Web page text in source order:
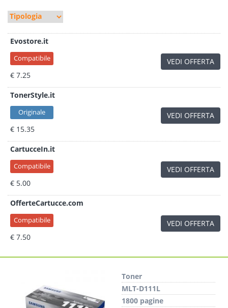
Evostore.it
Compatibile
€ 7.25
VEDI OFFERTA
TonerStyle.it
Originale
€ 15.35
VEDI OFFERTA
CartucceIn.it
Compatibile
€ 5.00
VEDI OFFERTA
OfferteCartucce.com
Compatibile
€ 7.50
VEDI OFFERTA
Toner
MLT-D111L
1800 pagine